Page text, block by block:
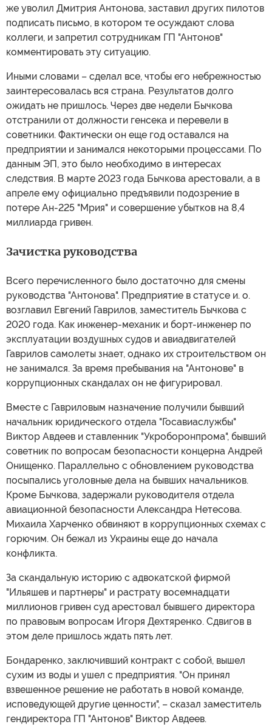
же уволил Дмитрия Антонова, заставил других пилотов
подписать письмо, в котором те осуждают слова
коллеги, и запретил сотрудникам ГП "Антонов"
комментировать эту ситуацию.
Иными словами – сделал все, чтобы его небрежностью
заинтересовалась вся страна. Результатов долго
ожидать не пришлось. Через две недели Бычкова
отстранили от должности генсека и перевели в
советники. Фактически он еще год оставался на
предприятии и занимался некоторыми процессами. По
данным ЭП, это было необходимо в интересах
следствия. В марте 2023 года Бычкова арестовали, а в
апреле ему официально предъявили подозрение в
потере Ан-225 "Мрия" и совершение убытков на 8,4
миллиарда гривен.
Зачистка руководства
Всего перечисленного было достаточно для смены
руководства "Антонова". Предприятие в статусе и. о.
возглавил Евгений Гаврилов, заместитель Бычкова с
2020 года. Как инженер-механик и борт-инженер по
эксплуатации воздушных судов и авиадвигателей
Гаврилов самолеты знает, однако их строительством он
не занимался. За время пребывания на "Антонове" в
коррупционных скандалах он не фигурировал.
Вместе с Гавриловым назначение получили бывший
начальник юридического отдела "Госавиаслужбы"
Виктор Авдеев и ставленник "Укроборонпрома", бывший
советник по вопросам безопасности концерна Андрей
Онищенко. Параллельно с обновлением руководства
посыпались уголовные дела на бывших начальников.
Кроме Бычкова, задержали руководителя отдела
авиационной безопасности Александра Нетесова.
Михаила Харченко обвиняют в коррупционных схемах с
горючим. Он бежал из Украины еще до начала
конфликта.
За скандальную историю с адвокатской фирмой
"Ильяшев и партнеры" и растрату восемнадцати
миллионов гривен суд арестовал бывшего директора
по правовым вопросам Игоря Дехтяренко. Сдвигов в
этом деле пришлось ждать пять лет.
Бондаренко, заключивший контракт с собой, вышел
сухим из воды и ушел с предприятия. "Он принял
взвешенное решение не работать в новой команде,
исповедующей другие ценности", – сказал заместитель
гендиректора ГП "Антонов" Виктор Авдеев.